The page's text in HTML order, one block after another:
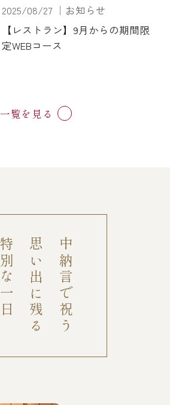
2025/08/27 ｜お知らせ
【レストラン】9月からの期間限
定WEBコース
一覧を見る
中納言で祝う
思い出に残る
特別な一日